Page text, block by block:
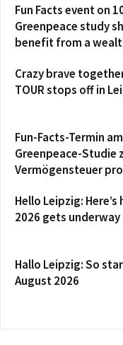
Fun Facts event on
Greenpeace study
benefit from a
Crazy brave
TOUR stops off in
Fun-Facts-Termin
Greenpeace-Studie
Vermögensteuer
Hello Leipzig:
2026 gets underway
Hallo Leipzig: So
August 2026